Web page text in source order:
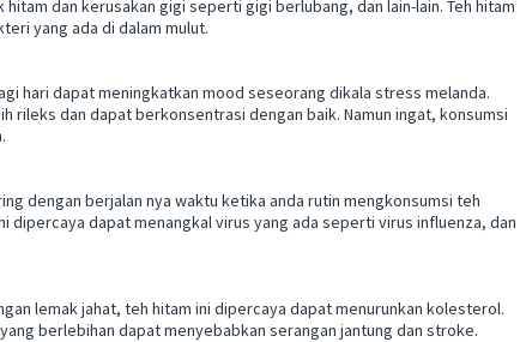
dan kerusakan gigi seperti gigi berlubang, dan lain-lain. Teh hitam
yang ada di dalam mulut.
hari dapat meningkatkan mood seseorang dikala stress melanda.
rileks dan dapat berkonsentrasi dengan baik. Namun ingat, konsumsi
dengan berjalan nya waktu ketika anda rutin mengkonsumsi teh
dipercaya dapat menangkal virus yang ada seperti virus influenza, dan
lemak jahat, teh hitam ini dipercaya dapat menurunkan kolesterol.
berlebihan dapat menyebabkan serangan jantung dan stroke.